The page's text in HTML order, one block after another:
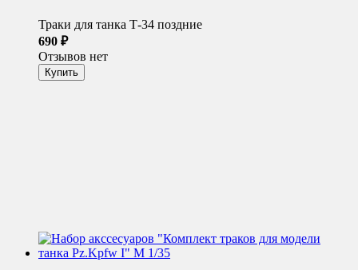
Траки для танка Т-34 поздние
690 ₽
Отзывов нет